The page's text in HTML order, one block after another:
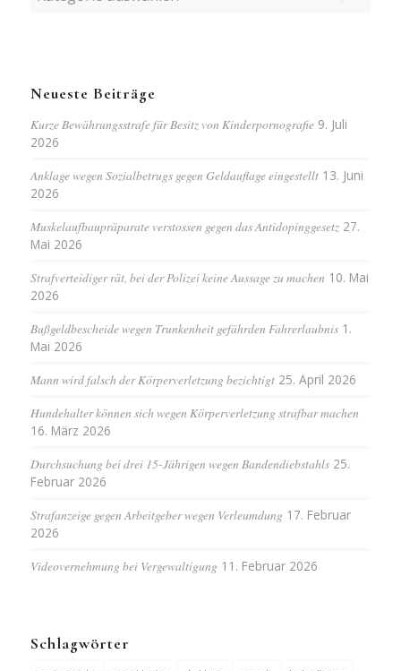
Neueste Beiträge
Kurze Bewährungsstrafe für Besitz von Kinderpornografie 9. Juli
2026
Anklage wegen Sozialbetrugs gegen Geldauflage eingestellt 13. Juni
2026
Muskelaufbaupräparate verstossen gegen das Antidopinggesetz 27.
Mai 2026
Strafverteidiger rät, bei der Polizei keine Aussage zu machen 10. Mai
2026
Bußgeldbescheide wegen Trunkenheit gefährden Fahrerlaubnis 1.
Mai 2026
Mann wird falsch der Körperverletzung bezichtigt 25. April 2026
Hundehalter können sich wegen Körperverletzung strafbar machen
16. März 2026
Durchsuchung bei drei 15-Jährigen wegen Bandendiebstahls 25.
Februar 2026
Strafanzeige gegen Arbeitgeber wegen Verleumdung 17. Februar
2026
Videovernehmung bei Vergewaltigung 11. Februar 2026
Schlagwörter